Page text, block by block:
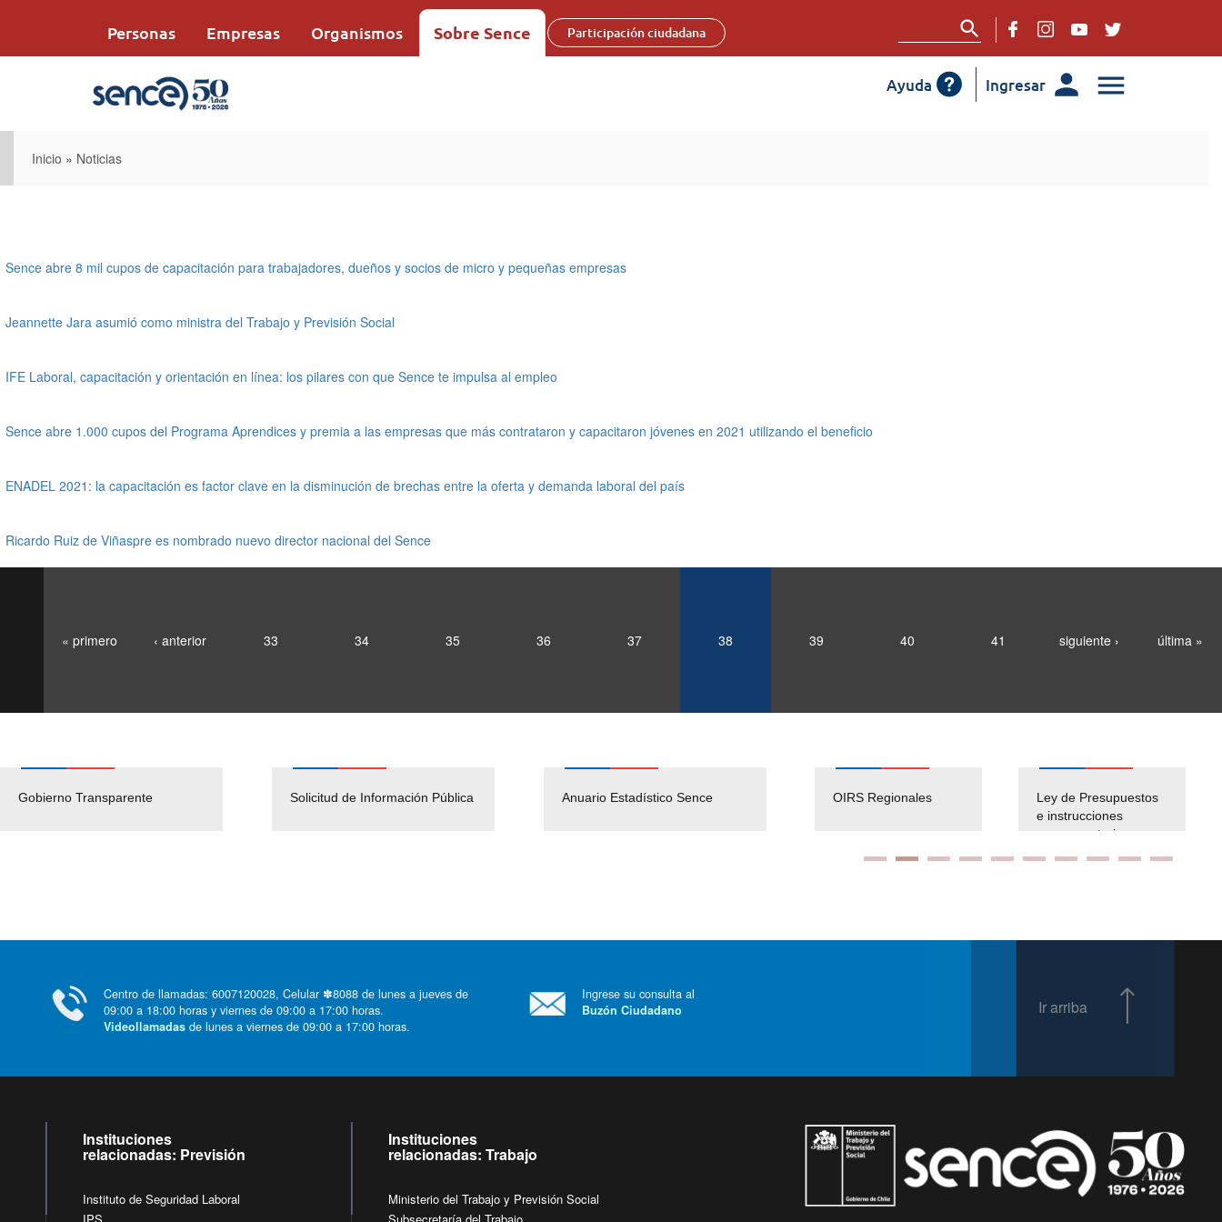
Personas Empresas Organismos Sobre Sence Participación ciudadana
Ingresar
Ayuda
Inicio » Noticias
Sence abre 8 mil cupos de capacitación para trabajadores, dueños y socios de micro y pequeñas empresas
Jeannette Jara asumió como ministra del Trabajo y Previsión Social
IFE Laboral, capacitación y orientación en línea: los pilares con que Sence te impulsa al empleo
Sence abre 1.000 cupos del Programa Aprendices y premia a las empresas que más contrataron y capacitaron jóvenes en 2021 utilizando el beneficio
ENADEL 2021: la capacitación es factor clave en la disminución de brechas entre la oferta y demanda laboral del país
Ricardo Ruiz de Viñaspre es nombrado nuevo director nacional del Sence
« primero ‹ anterior 33 34 35 36 37 38 39 40 41 siguiente › última »
Gobierno Transparente Solicitud de Información Pública Anuario Estadístico Sence
Pago Proveedores
Empleos Públicos
Solicitud Audiencias y
OIRS Regionales
Ley de Presupuestos
e instrucciones
presuspuetarias
Centro de llamadas: 6007120028, Celular ✽8088 de lunes a jueves de
09:00 a 18:00 horas y viernes de 09:00 a 17:00 horas.
Videollamadas de lunes a viernes de 09:00 a 17:00 horas.
Ingrese su consulta al
Buzón Ciudadano Ir arriba
Instituciones
relacionadas: Previsión
Instituto de Seguridad Laboral
IPS
Instituciones
relacionadas: Trabajo
Ministerio del Trabajo y Previsión Social
Subsecretaría del Trabajo